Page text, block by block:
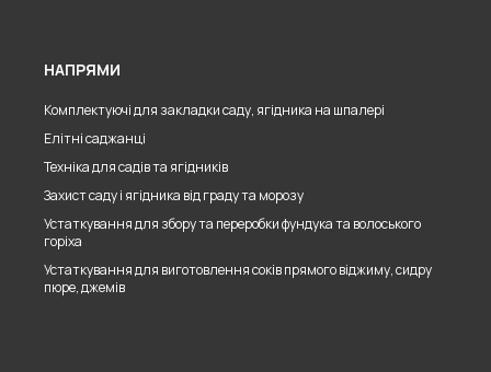
НАПРЯМИ
Комплектуючі для закладки саду, ягідника на шпалері
Елітні саджанці
Техніка для садів та ягідників
Захист саду і ягідника від граду та морозу
Устаткування для збору та переробки фундука та волоського
горіха
Устаткування для виготовлення соків прямого віджиму, сидру
пюре, джемів